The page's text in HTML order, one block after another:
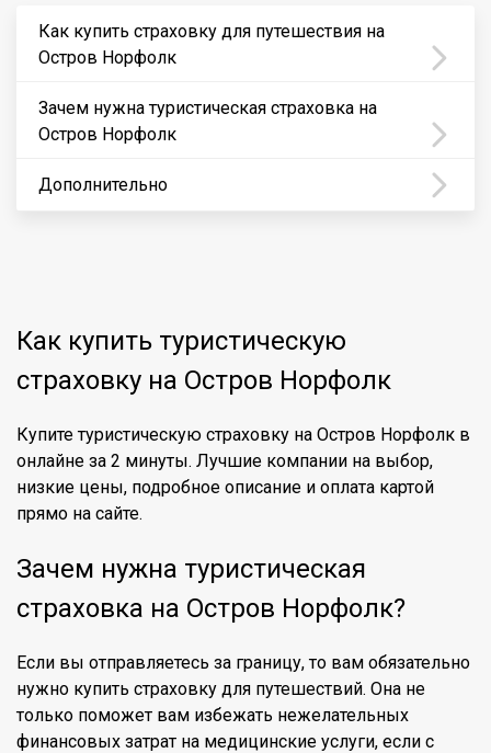
Как купить страховку для путешествия на
Остров Норфолк
Зачем нужна туристическая страховка на
Остров Норфолк
Дополнительно
Как купить туристическую
страховку на Остров Норфолк
Купите туристическую страховку на Остров Норфолк в
онлайне за 2 минуты. Лучшие компании на выбор,
низкие цены, подробное описание и оплата картой
прямо на сайте.
Зачем нужна туристическая
страховка на Остров Норфолк?
Если вы отправляетесь за границу, то вам обязательно
нужно купить страховку для путешествий. Она не
только поможет вам избежать нежелательных
финансовых затрат на медицинские услуги, если с